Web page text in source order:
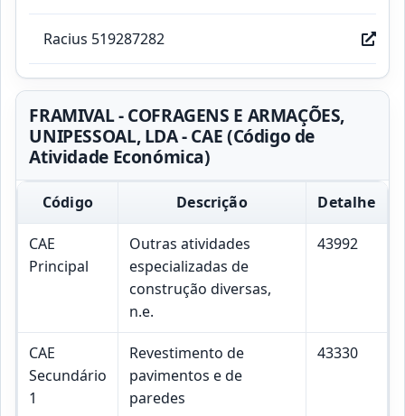
Racius 519287282
FRAMIVAL - COFRAGENS E ARMAÇÕES,
UNIPESSOAL, LDA - CAE (Código de
Atividade Económica)
Código Descrição Detalhe
CAE
Principal
Outras atividades
especializadas de
construção diversas,
n.e.
43992
CAE
Secundário
1
Revestimento de
pavimentos e de
paredes
43330